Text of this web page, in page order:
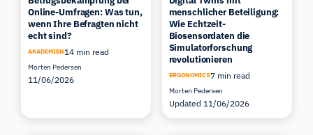
Online-Umfragen: Was tun,
wenn Ihre Befragten nicht
echt sind?
AKADEMIEN14 min read
Morten Pedersen
11/06/2026
menschlicher Beteiligung:
Wie Echtzeit-
Biosensordaten die
Simulatorforschung
revolutionieren
ERGONOMICS7 min read
Morten Pedersen
Updated 11/06/2026